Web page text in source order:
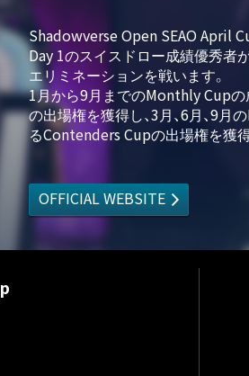
Shadowverse Open SEAO April
Day 1のスイスドロー成績優秀者
エリミネーションを戦います。
1月から9月までのMonthly Cup
の出場権を獲得し、3月、6月、9
るContenders Cupの出場権を獲得
OFFICIAL WEBSITE